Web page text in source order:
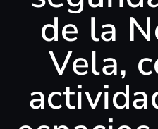
de la
Vela,